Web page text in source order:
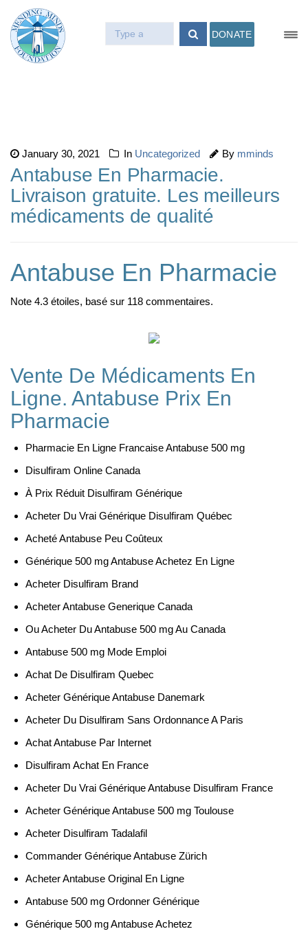
DONATE
January 30, 2021 In Uncategorized By mminds
Antabuse En Pharmacie.
Livraison gratuite. Les meilleurs
médicaments de qualité
Antabuse En Pharmacie
Note 4.3 étoiles, basé sur 118 commentaires.
Vente De Médicaments En
Ligne. Antabuse Prix En
Pharmacie
Pharmacie En Ligne Francaise Antabuse 500 mg
Disulfiram Online Canada
À Prix Réduit Disulfiram Générique
Acheter Du Vrai Générique Disulfiram Québec
Acheté Antabuse Peu Coûteux
Générique 500 mg Antabuse Achetez En Ligne
Acheter Disulfiram Brand
Acheter Antabuse Generique Canada
Ou Acheter Du Antabuse 500 mg Au Canada
Antabuse 500 mg Mode Emploi
Achat De Disulfiram Quebec
Acheter Générique Antabuse Danemark
Acheter Du Disulfiram Sans Ordonnance A Paris
Achat Antabuse Par Internet
Disulfiram Achat En France
Acheter Du Vrai Générique Antabuse Disulfiram France
Acheter Générique Antabuse 500 mg Toulouse
Acheter Disulfiram Tadalafil
Commander Générique Antabuse Zürich
Acheter Antabuse Original En Ligne
Antabuse 500 mg Ordonner Générique
Générique 500 mg Antabuse Achetez